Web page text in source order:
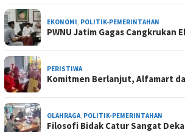
EKONOMI, POLITIK-PEMERINTAHAN
PWNU Jatim Gagas Cangkrukan
PERISTIWA
Komitmen Berlanjut, Alfamart
OLAHRAGA, POLITIK-PEMERINTAHAN
Filosofi Bidak Catur Sangat